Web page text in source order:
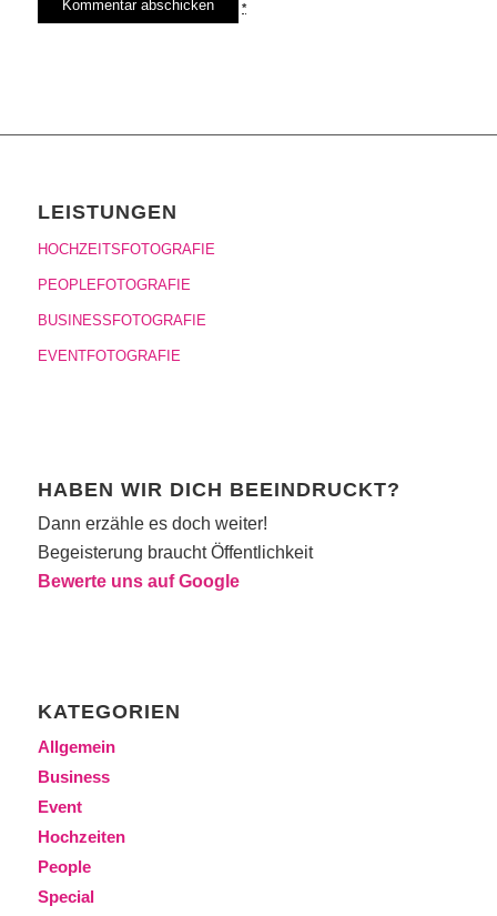
diese Website einverstanden.*
LEISTUNGEN
HOCHZEITSFOTOGRAFIE
PEOPLEFOTOGRAFIE
BUSINESSFOTOGRAFIE
EVENTFOTOGRAFIE
HABEN WIR DICH BEEINDRUCKT?
Dann erzähle es doch weiter!
Begeisterung braucht Öffentlichkeit
Bewerte uns auf Google
KATEGORIEN
Allgemein
Business
Event
Hochzeiten
People
Special